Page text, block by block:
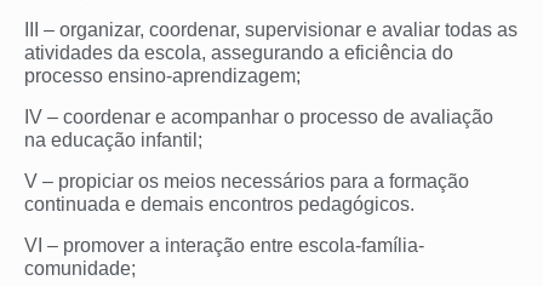
III – organizar, coordenar, supervisionar e avaliar todas as
atividades da escola, assegurando a eficiência do
processo ensino-aprendizagem;
IV – coordenar e acompanhar o processo de avaliação
na educação infantil;
V – propiciar os meios necessários para a formação
continuada e demais encontros pedagógicos.
VI – promover a interação entre escola-família-
comunidade;